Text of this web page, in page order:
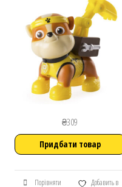
₴309
Придбати товар
Порівняти
Добавить в